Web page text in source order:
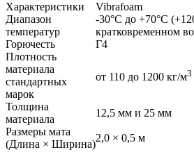
Характеристики
Vibrafoam
Диапазон
температур
-30°С до +70°С
кратковременном
Горючесть
Г4
Плотность
материала
стандартных
марок
от 110 до 1200 кг/м3
Толщина
материала
12,5 мм и 25 мм
Размеры мата
(Длина × Ширина)
2,0 × 0,5 м